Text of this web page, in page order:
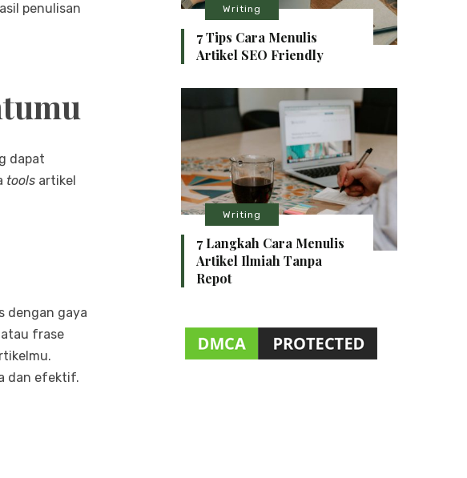
penulisan
dapat
tools artikel
dengan gaya
frase
dan efektif.
Writing
7 Tips Cara Menulis
Artikel SEO Friendly
Writing
7 Langkah Cara Menulis
Artikel Ilmiah Tanpa
Repot